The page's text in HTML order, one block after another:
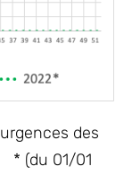
des
01/01